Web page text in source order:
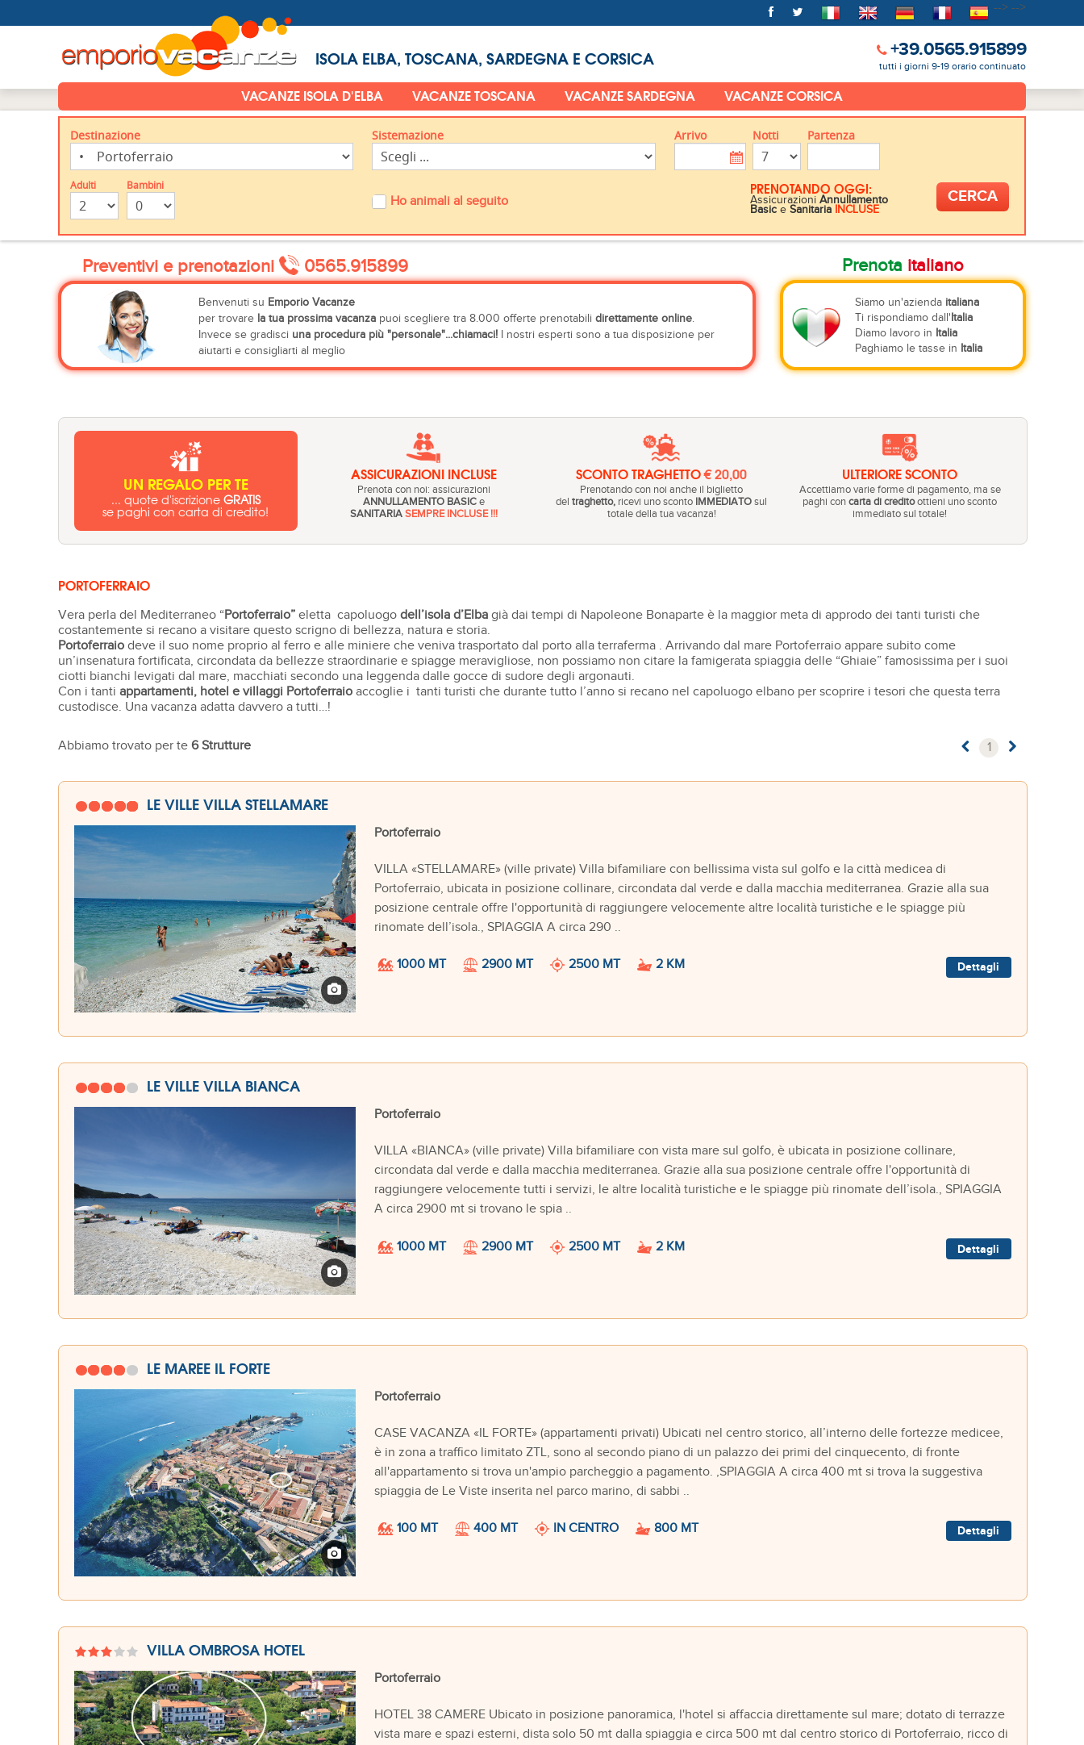
--> -->
ISOLA ELBA, TOSCANA, SARDEGNA E CORSICA +39.0565.915899
tutti i giorni 9-19 orario continuato
VACANZE ISOLA D'ELBA VACANZE TOSCANA VACANZE SARDEGNA VACANZE CORSICA
Destinazione Sistemazione Arrivo Notti Partenza
Adulti Bambini
Ho animali al seguito
PRENOTANDO OGGI:
AssicurazioniAnnullamento
Basic eSanitaria INCLUSE
Preventivi e prenotazioni 0565.915899
Benvenuti su Emporio Vacanze
per trovare la tua prossima vacanza puoi scegliere tra 8.000 offerte prenotabilidirettamente online.
Invece se gradisci una procedura più "personale"...chiamaci! I nostri esperti sono a tua disposizione per
aiutarti e consigliarti al meglio
Prenota italiano
Siamo un'azienda italiana
Ti rispondiamo dall'Italia
Diamo lavoro in Italia
Paghiamo le tasse in Italia
UN REGALO PER TE
... quote d'iscrizioneGRATIS
se paghi con carta di credito!
ASSICURAZIONI INCLUSE
Prenota con noi: assicurazioni
ANNULLAMENTO BASIC e
SANITARIA SEMPRE INCLUSE !!!
SCONTO TRAGHETTO€ 20,00
Prenotando con noi anche il biglietto
deltraghetto, ricevi uno sconto IMMEDIATOsul
totale della tua vacanza!
ULTERIORE SCONTO
Accettiamo varie forme di pagamento, ma se
paghi con carta di creditoottieni uno sconto
immediato sul totale!
PORTOFERRAIO
Vera perla del Mediterraneo “Portoferraio” eletta capoluogo dell’isola d’Elba già dai tempi di Napoleone Bonaparte è la maggior meta di approdo dei tanti turisti che
costantemente si recano a visitare questo scrigno di bellezza, natura e storia.
Portoferraio deve il suo nome proprio al ferro e alle miniere che veniva trasportato dal porto alla terraferma . Arrivando dal mare Portoferraio appare subito come
un’insenatura fortificata, circondata da bellezze straordinarie e spiagge meravigliose, non possiamo non citare la famigerata spiaggia delle “Ghiaie” famosissima per i suoi
ciotti bianchi levigati dal mare, macchiati secondo una leggenda dalle gocce di sudore degli argonauti.
Con i tanti appartamenti, hotel e villaggi Portoferraio accoglie i tanti turisti che durante tutto l’anno si recano nel capoluogo elbano per scoprire i tesori che questa terra
custodisce. Una vacanza adatta davvero a tutti…!
Abbiamo trovato per te 6 Strutture 1
LE VILLE VILLA STELLAMARE
Portoferraio
VILLA «STELLAMARE» (ville private) Villa bifamiliare con bellissima vista sul golfo e la città medicea di
Portoferraio, ubicata in posizione collinare, circondata dal verde e dalla macchia mediterranea. Grazie alla sua
posizione centrale offre l'opportunità di raggiungere velocemente altre località turistiche e le spiagge più
rinomate dell’isola., SPIAGGIA A circa 290 ..
1000 MT 2900 MT 2500 MT 2 KM Dettagli
LE VILLE VILLA BIANCA
Portoferraio
VILLA «BIANCA» (ville private) Villa bifamiliare con vista mare sul golfo, è ubicata in posizione collinare,
circondata dal verde e dalla macchia mediterranea. Grazie alla sua posizione centrale offre l'opportunità di
raggiungere velocemente tutti i servizi, le altre località turistiche e le spiagge più rinomate dell’isola., SPIAGGIA
A circa 2900 mt si trovano le spia ..
1000 MT 2900 MT 2500 MT 2 KM Dettagli
LE MAREE IL FORTE
Portoferraio
CASE VACANZA «IL FORTE» (appartamenti privati) Ubicati nel centro storico, all’interno delle fortezze medicee,
è in zona a traffico limitato ZTL, sono al secondo piano di un palazzo dei primi del cinquecento, di fronte
all'appartamento si trova un'ampio parcheggio a pagamento. ,SPIAGGIA A circa 400 mt si trova la suggestiva
spiaggia de Le Viste inserita nel parco marino, di sabbi ..
100 MT 400 MT IN CENTRO 800 MT Dettagli
VILLA OMBROSA HOTEL
Portoferraio
HOTEL 38 CAMERE Ubicato in posizione panoramica, l'hotel si affaccia direttamente sul mare; dotato di terrazze
vista mare e spazi esterni, dista solo 50 mt dalla spiaggia e circa 500 mt dal centro storico di Portoferraio, ricco di